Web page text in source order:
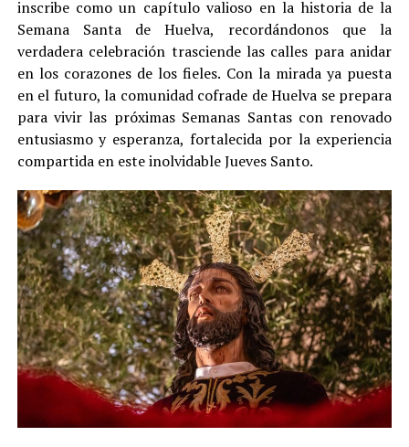
inscribe como un capítulo valioso en la historia de la
Semana Santa de Huelva, recordándonos que la
verdadera celebración trasciende las calles para anidar
en los corazones de los fieles. Con la mirada ya puesta
en el futuro, la comunidad cofrade de Huelva se prepara
para vivir las próximas Semanas Santas con renovado
entusiasmo y esperanza, fortalecida por la experiencia
compartida en este inolvidable Jueves Santo.